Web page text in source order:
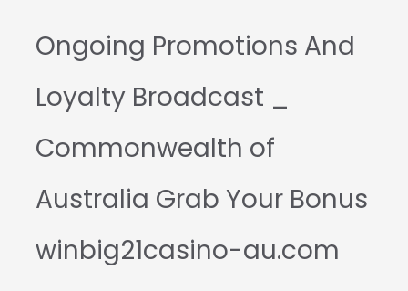
Ongoing Promotions And
Loyalty Broadcast _
Commonwealth of
Australia Grab Your Bonus
winbig21casino-au.com